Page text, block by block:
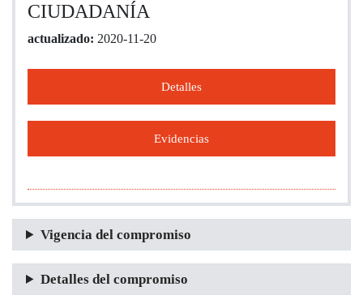
CIUDADANÍA
actualizado: 2020-11-20
Detalles
Evidencias
Vigencia del compromiso
Detalles del compromiso